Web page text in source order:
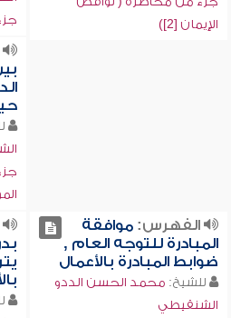
الإيمان [2])
الفهرس:موافقة
المبادرة للتوجه العام ,
ضوابط المبادرة بالأعمال
للشيخ: محمد الحسن الددو
الشنقيطي